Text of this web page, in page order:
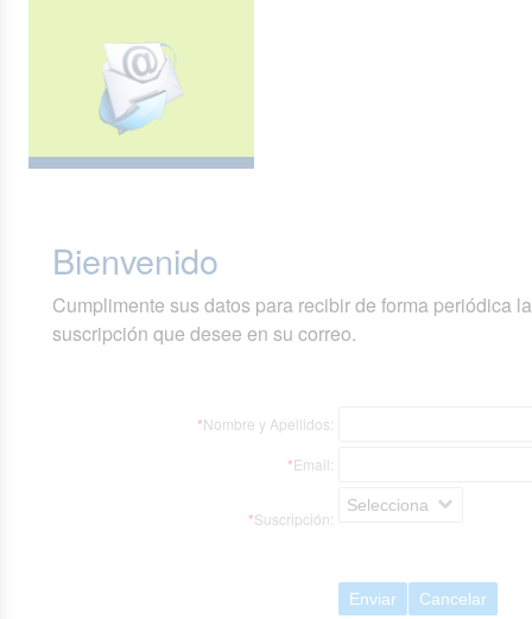
Bienvenido
Cumplimente sus datos para recibir de forma periódica
suscripción que desee en su correo.
*Nombre y Apellidos:
*Email:
*Suscripción:
Selecciona
Enviar Cancelar